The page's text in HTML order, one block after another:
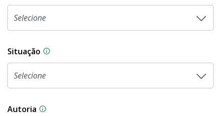
Situação Na CLDF, as proposições legislativas
Autoria As proposições legislativas na CLDF podem